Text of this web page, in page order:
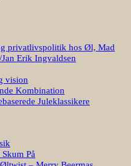
privatlivspolitik hos Øl, Mad
Erik Ingvaldsen
vision
Kombination
Juleklassikere
På